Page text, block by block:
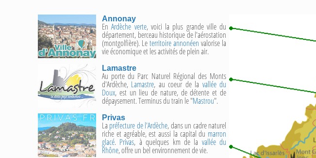
Annonay
EnArdèche verte, voici la plus grande ville du
département, berceau historique de l'aérostation
(montgolfière). Leterritoire annonéen valorise la
vie économique et les activités de plein air.
Lamastre
Au porte du Parc Naturel Régional des Monts
d'Ardèche, Lamastre, au coeur de la vallée du
Doux, est un lieu de nature, de détente et de
dépaysement. Terminus du train le "Mastrou".
Privas
La préfecture de l'Ardèche, dans un cadre naturel
riche et agréable, est aussi la capital du marron
glacé. Privas, à quelques km de la vallée du
Rhône, offre un bel environnement de vie.